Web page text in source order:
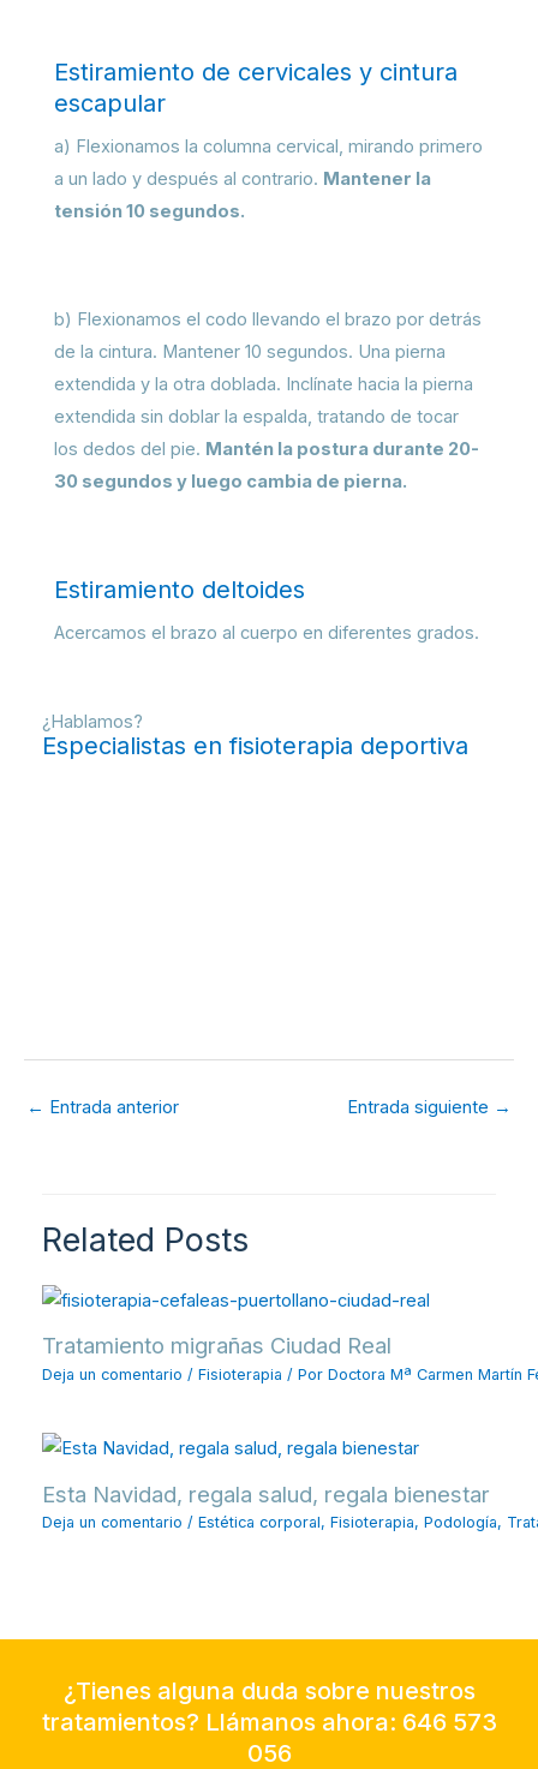
Estiramiento de cervicales y cintura
escapular
a) Flexionamos la columna cervical, mirando primero
a un lado y después al contrario. Mantener la
tensión 10 segundos.
b) Flexionamos el codo llevando el brazo por detrás
de la cintura. Mantener 10 segundos. Una pierna
extendida y la otra doblada. Inclínate hacia la pierna
extendida sin doblar la espalda, tratando de tocar
los dedos del pie. Mantén la postura durante 20-
30 segundos y luego cambia de pierna.
Estiramiento deltoides
Acercamos el brazo al cuerpo en diferentes grados.
¿Hablamos?
Especialistas en fisioterapia deportiva
← Entrada anterior Entrada siguiente →
Related Posts
Tratamiento migrañas Ciudad Real
Deja un comentario / Fisioterapia / Por Doctora Mª Carmen Martín
Esta Navidad, regala salud, regala bienestar
Deja un comentario / Estética corporal, Fisioterapia, Podología,
¿Tienes alguna duda sobre nuestros
tratamientos? Llámanos ahora: 646 573
056